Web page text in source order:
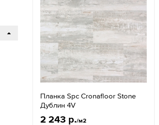
Планка Spc Cronafloor Stone
Дублин 4V
2 243 р./м2